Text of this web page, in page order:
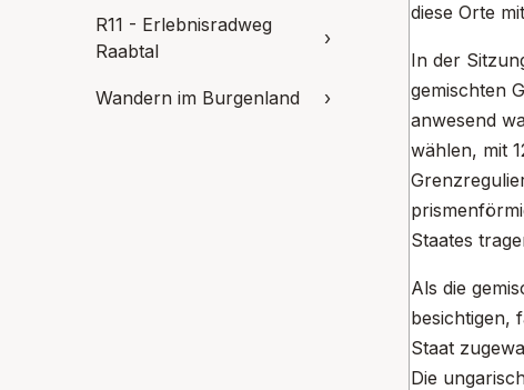
R11 - Erlebnisradweg
Raabtal
›
Wandern im Burgenland ›
diese Orte
In der
gemischten
anwesend
wählen, mit
Staates
Als die
besichtigen,
Staat
Die